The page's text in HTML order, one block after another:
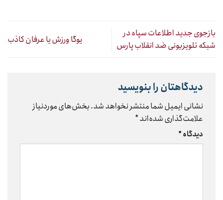
بازجوی جدید اطلاعات سپاه در
شبکه تلویزیونی ضد انقلاب پارس
یوگا ورزش یا عرفان کاذب
دیدگاهتان را بنویسید
نشانی ایمیل شما منتشر نخواهد شد.بخش‌های موردنیاز
علامت‌گذاری شده‌اند*
دیدگاه*